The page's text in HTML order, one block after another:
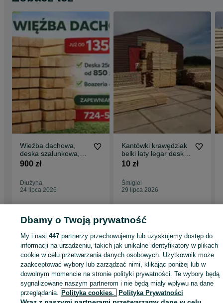
Wieźba dachowa,
deska szalunkowa,
boazeria
900 zł
Dłużyna
24 lipca 2026
Kantówki krawędziak
belki łaty legar deski
drewno SKŁAD
10 zł
Śmigiel
29 lipca 2026
- Wielkopolskie
Więźby i podbitki - Grodzisk Wielkopolski
KATEGORIA
ID:1002411739 Wyświetlenia:
Dbamy o Twoją prywatność
My i nasi447 partnerzy przechowujemy lub uzyskujemy dostęp do
informacji na urządzeniu, takich jak unikalne identyfikatory w plikach
cookie w celu przetwarzania danych osobowych. Użytkownik może
zaakceptować wybory lub zarządzać nimi, klikając poniżej lub w
dowolnym momencie na stronie polityki prywatności. Te wybory będą
sygnalizowane naszym partnerom i nie będą miały wpływu na dane
przeglądania. Polityka cookies, Polityka Prywatności